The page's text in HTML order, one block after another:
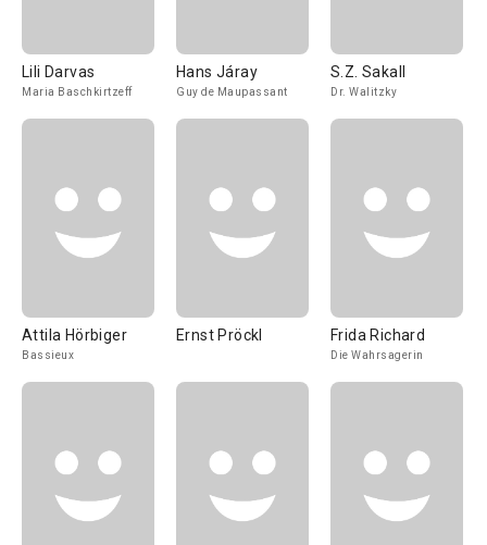
Lili Darvas
Maria Baschkirtzeff
Hans Járay
Guy de Maupassant
S.Z. Sakall
Dr. Walitzky
Attila Hörbiger
Bassieux
Ernst Pröckl Frida Richard
Die Wahrsagerin